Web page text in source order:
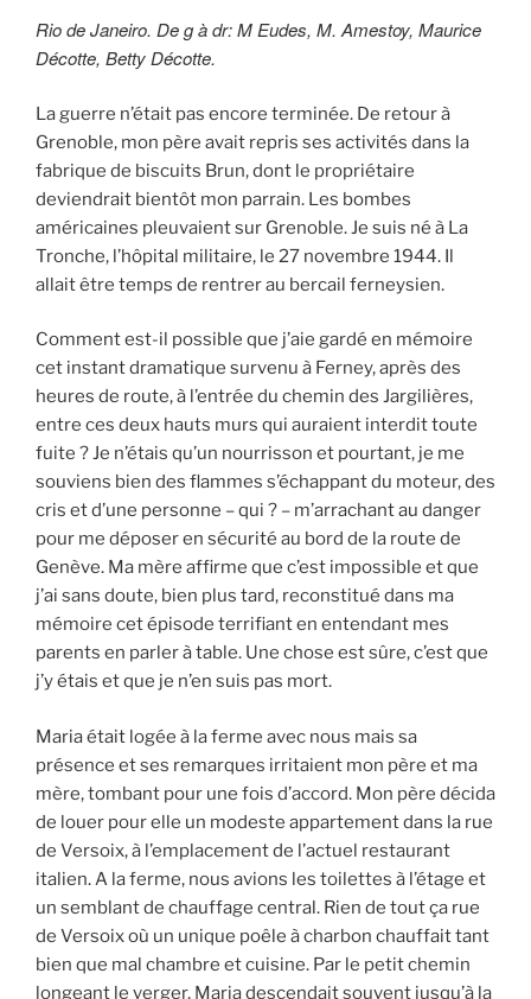
Rio de Janeiro. De g à dr: M Eudes, M. Amestoy, Maurice
Décotte, Betty Décotte.
La guerre n’était pas encore terminée. De retour à
Grenoble, mon père avait repris ses activités dans la
fabrique de biscuits Brun, dont le propriétaire
deviendrait bientôt mon parrain. Les bombes
américaines pleuvaient sur Grenoble. Je suis né à La
Tronche, l’hôpital militaire, le 27 novembre 1944. Il
allait être temps de rentrer au bercail ferneysien.
Comment est-il possible que j’aie gardé en mémoire
cet instant dramatique survenu à Ferney, après des
heures de route, à l’entrée du chemin des Jargilières,
entre ces deux hauts murs qui auraient interdit toute
fuite ? Je n’étais qu’un nourrisson et pourtant, je me
souviens bien des flammes s’échappant du moteur, des
cris et d’une personne – qui ? – m’arrachant au danger
pour me déposer en sécurité au bord de la route de
Genève. Ma mère affirme que c’est impossible et que
j’ai sans doute, bien plus tard, reconstitué dans ma
mémoire cet épisode terrifiant en entendant mes
parents en parler à table. Une chose est sûre, c’est que
j’y étais et que je n’en suis pas mort.
Maria était logée à la ferme avec nous mais sa
présence et ses remarques irritaient mon père et ma
mère, tombant pour une fois d’accord. Mon père décida
de louer pour elle un modeste appartement dans la rue
de Versoix, à l’emplacement de l’actuel restaurant
italien. A la ferme, nous avions les toilettes à l’étage et
un semblant de chauffage central. Rien de tout ça rue
de Versoix où un unique poêle à charbon chauffait tant
bien que mal chambre et cuisine. Par le petit chemin
longeant le verger, Maria descendait souvent jusqu’à la